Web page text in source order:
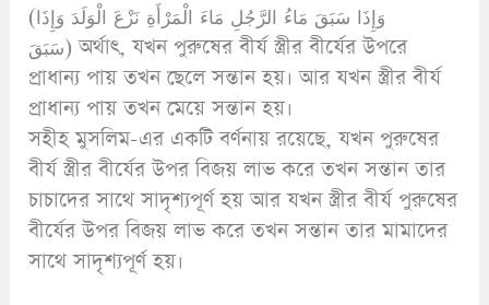
(وَإِذَا سَبَقَ مَاءُ الرَّجُلِ مَاءَ الْمَرْأَةِ نَزْعَ الْوَلَدَ وَإِذَا
سَبَقَ) অর্থাৎ, যখন পুরুষের বীর্য স্ত্রীর বীর্যের উপরে
প্রাধান্য পায় তখন ছেলে সন্তান হয়। আর যখন স্ত্রীর বীর্য
প্রাধান্য পায় তখন মেয়ে সন্তান হয়।
সহীহ মুসলিম-এর একটি বর্ণনায় রয়েছে, যখন পুরুষের
বীর্য স্ত্রীর বীর্যের উপর বিজয় লাভ করে তখন সন্তান তার
চাচাদের সাথে সাদৃশ্যপূর্ণ হয় আর যখন স্ত্রীর বীর্য পুরুষের
বীর্যের উপর বিজয় লাভ করে তখন সন্তান তার মামাদের
সাথে সাদৃশ্যপূর্ণ হয়।